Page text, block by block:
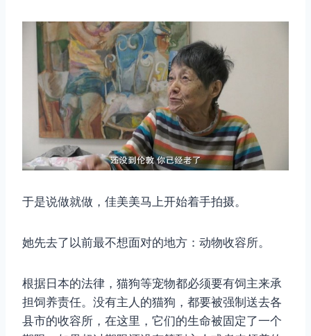
于是说做就做，佳美美马上开始着手拍摄。
她先去了以前最不想面对的地方：动物收容所。
根据日本的法律，猫狗等宠物都必须要有饲主来承
担饲养责任。没有主人的猫狗，都要被强制送去各
县市的收容所，在这里，它们的生命被固定了一个